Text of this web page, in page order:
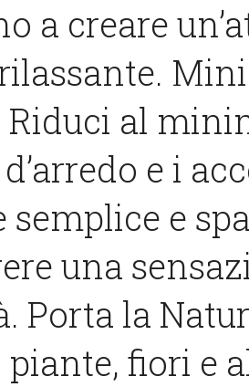
a creare
al
e i
semplice e
una
Porta la
fiori e